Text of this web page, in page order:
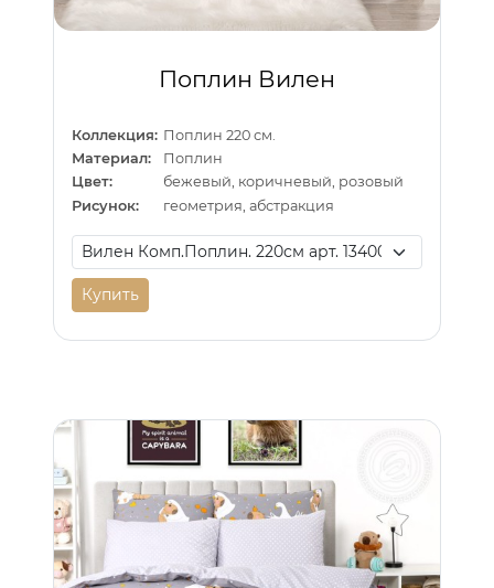
Поплин Вилен
Коллекция: Поплин 220 см.
Материал:
Поплин
Цвет:
бежевый, коричневый, розовый
Рисунок:
геометрия, абстракция
Купить